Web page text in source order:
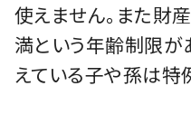
使えません。また財
満という年齢制限が
えている⼦や孫は特